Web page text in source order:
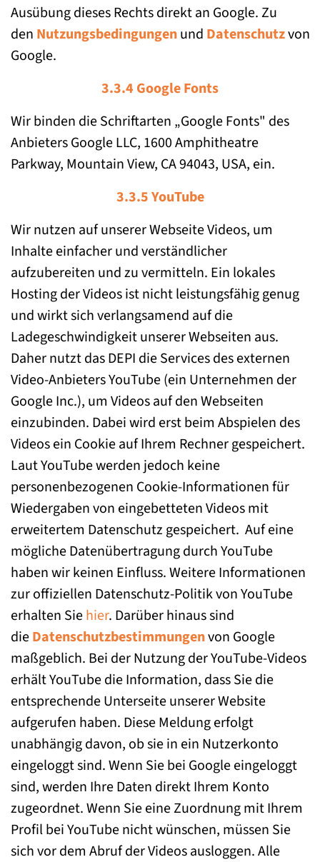
Ausübung dieses Rechts direkt an Google. Zu
den Nutzungsbedingungenund Datenschutzvon
Google.
3.3.4 Google Fonts
Wir binden die Schriftarten „Google Fonts" des
Anbieters Google LLC, 1600 Amphitheatre
Parkway, Mountain View, CA 94043, USA, ein.
3.3.5 YouTube
Wir nutzen auf unserer Webseite Videos, um
Inhalte einfacher und verständlicher
aufzubereiten und zu vermitteln. Ein lokales
Hosting der Videos ist nicht leistungsfähig genug
und wirkt sich verlangsamend auf die
Ladegeschwindigkeit unserer Webseiten aus.
Daher nutzt das DEPI die Services des externen
Video-Anbieters YouTube (ein Unternehmen der
Google Inc.), um Videos auf den Webseiten
einzubinden. Dabei wird erst beim Abspielen des
Videos ein Cookie auf Ihrem Rechner gespeichert.
Laut YouTube werden jedoch keine
personenbezogenen Cookie-Informationen für
Wiedergaben von eingebetteten Videos mit
erweitertem Datenschutz gespeichert. Auf eine
mögliche Datenübertragung durch YouTube
haben wir keinen Einfluss. Weitere Informationen
zur offiziellen Datenschutz-Politik von YouTube
erhalten Siehier. Darüber hinaus sind
dieDatenschutzbestimmungenvon Google
maßgeblich. Bei der Nutzung der YouTube-Videos
erhält YouTube die Information, dass Sie die
entsprechende Unterseite unserer Website
aufgerufen haben. Diese Meldung erfolgt
unabhängig davon, ob sie in ein Nutzerkonto
eingeloggt sind. Wenn Sie bei Google eingeloggt
sind, werden Ihre Daten direkt Ihrem Konto
zugeordnet. Wenn Sie eine Zuordnung mit Ihrem
Profil bei YouTube nicht wünschen, müssen Sie
sich vor dem Abruf der Videos ausloggen. Alle